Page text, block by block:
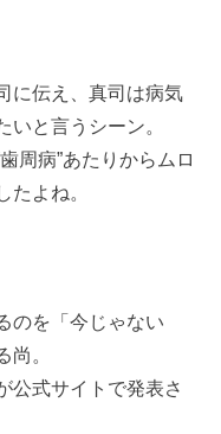
に伝え、真司は病気
と言うシーン。
周病”あたりからムロ
たよね。
のを「今じゃない
尚。
公式サイトで発表さ